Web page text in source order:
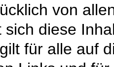
von
sich diese
für alle auf